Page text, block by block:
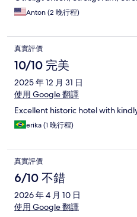
Anton (2 晚行程)
真實評價
10/10 完美
2025 年 12 月 31 日
使用 Google 翻譯
Excellent historic hotel with
erika (1 晚行程)
真實評價
6/10 不錯
2026 年 4 月 10 日
使用 Google 翻譯